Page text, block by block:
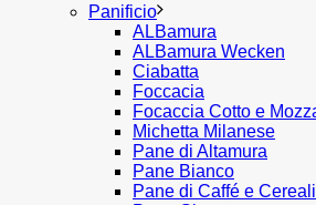
Panificio
ALBamura
ALBamura Wecken
Ciabatta
Foccacia
Focaccia Cotto e
Michetta Milanese
Pane di Altamura
Pane Bianco
Pane di Caffé e Cereali